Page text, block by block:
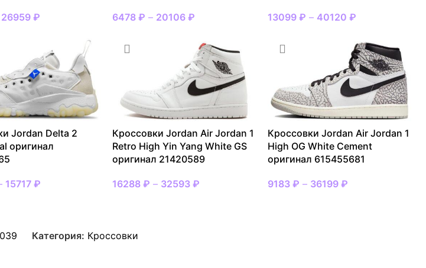
26959 ₽ 6478₽ – 20106₽ 13099₽ – 40120₽
Jordan Delta 2
оригинал
15717 ₽
Кроссовки Jordan Air Jordan 1
Retro High Yin Yang White GS
оригинал 21420589
16288₽ – 32593₽
Кроссовки Jordan Air Jordan 1
High OG White Cement
оригинал 615455681
9183₽ – 36199₽
Категория: Кроссовки